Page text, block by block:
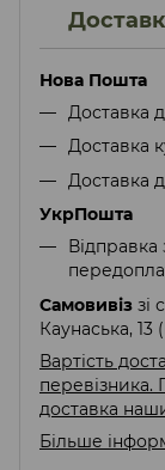
Нова Пошта
Доставка
Доставка
Доставка
УкрПошта
Відправка
Самовивіз зі
Каунаська, 13
Вартість
перевізника.
доставка
Більше